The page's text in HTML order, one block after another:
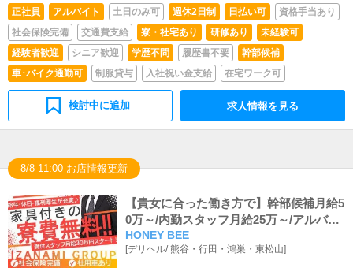
正社員 アルバイト 土日のみ可 週休2日制 日払い可
資格手当あり
社会保険完備
交通費支給 寮・社宅あり 研修あり
未経験可
経験者歓迎
シニア歓迎 学歴不問 履歴書不要
幹部候補
車･バイク通勤可
制服貸与 入社祝い金支給 在宅ワーク可
検討中に追加 求人情報を見る
8/8 11:00 お店情報更新
【貴女に合った働き方で】幹部候補月給5
0万～/内勤スタッフ月給25万～/アルバイ
ト時給1,200円～
HONEY BEE
[デリヘル/熊谷・行田・鴻巣・東松山]